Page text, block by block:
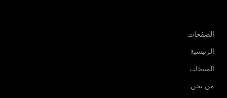
الصفحات
الرئيسية
المنتجات
من نحن